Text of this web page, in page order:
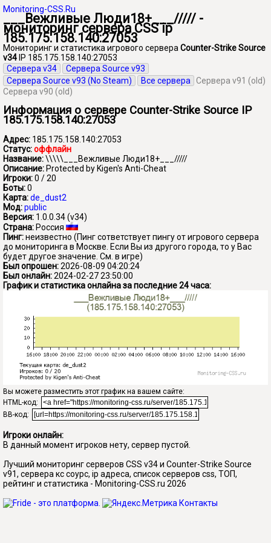
Monitoring-CSS.Ru
___Вежливые Люди18+___///// -
мониторинг сервера CSS ip
185.175.158.140:27053
Мониторинг и статистика игрового сервера Counter-Strike Source
v34 IP 185.175.158.140:27053
Сервера v34
Сервера Source v93
Сервера Source v93 (No Steam)
Все сервера
Сервера v91 (old)
Сервера v90 (old)
Информация о сервере Counter-Strike Source IP
185.175.158.140:27053
Адрес: 185.175.158.140:27053
Статус:оффлайн
Название:\\\\\___Вежливые Люди18+___/////
Описание: Protected by Kigen's Anti-Cheat
Игроки:0 / 20
Боты:0
Карта:de_dust2
Мод:public
Версия: 1.0.0.34 (v34)
Страна: Россия
Пинг:неизвестно (Пинг сответствует пингу от игрового сервера
до мониторинга в Москве. Если Вы из другого города, то у Вас
будет другое значение. См. в игре)
Был опрошен:2026-08-09 04:20:24
Был онлайн:2024-02-27 23:50:00
График и статистика онлайна за последние 24 часа:
Вы можете разместить этот график на вашем сайте:
HTML-код:
BB-код:
Игроки онлайн:
В данный момент игроков нету, сервер пустой.
Лучший мониторинг серверов CSS v34 и Counter-Strike Source
v91, сервера кс соурс, ip адреса, список серверов css, ТОП,
рейтинг и статистика - Monitoring-CSS.ru 2026
Контакты